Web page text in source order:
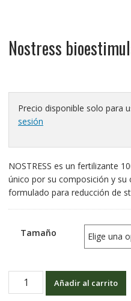
Nostress
Precio disponible solo para
sesión
NOSTRESS es un fertilizante
único por su composición y su
formulado para reducción de
Tamaño
Añadir al carrito